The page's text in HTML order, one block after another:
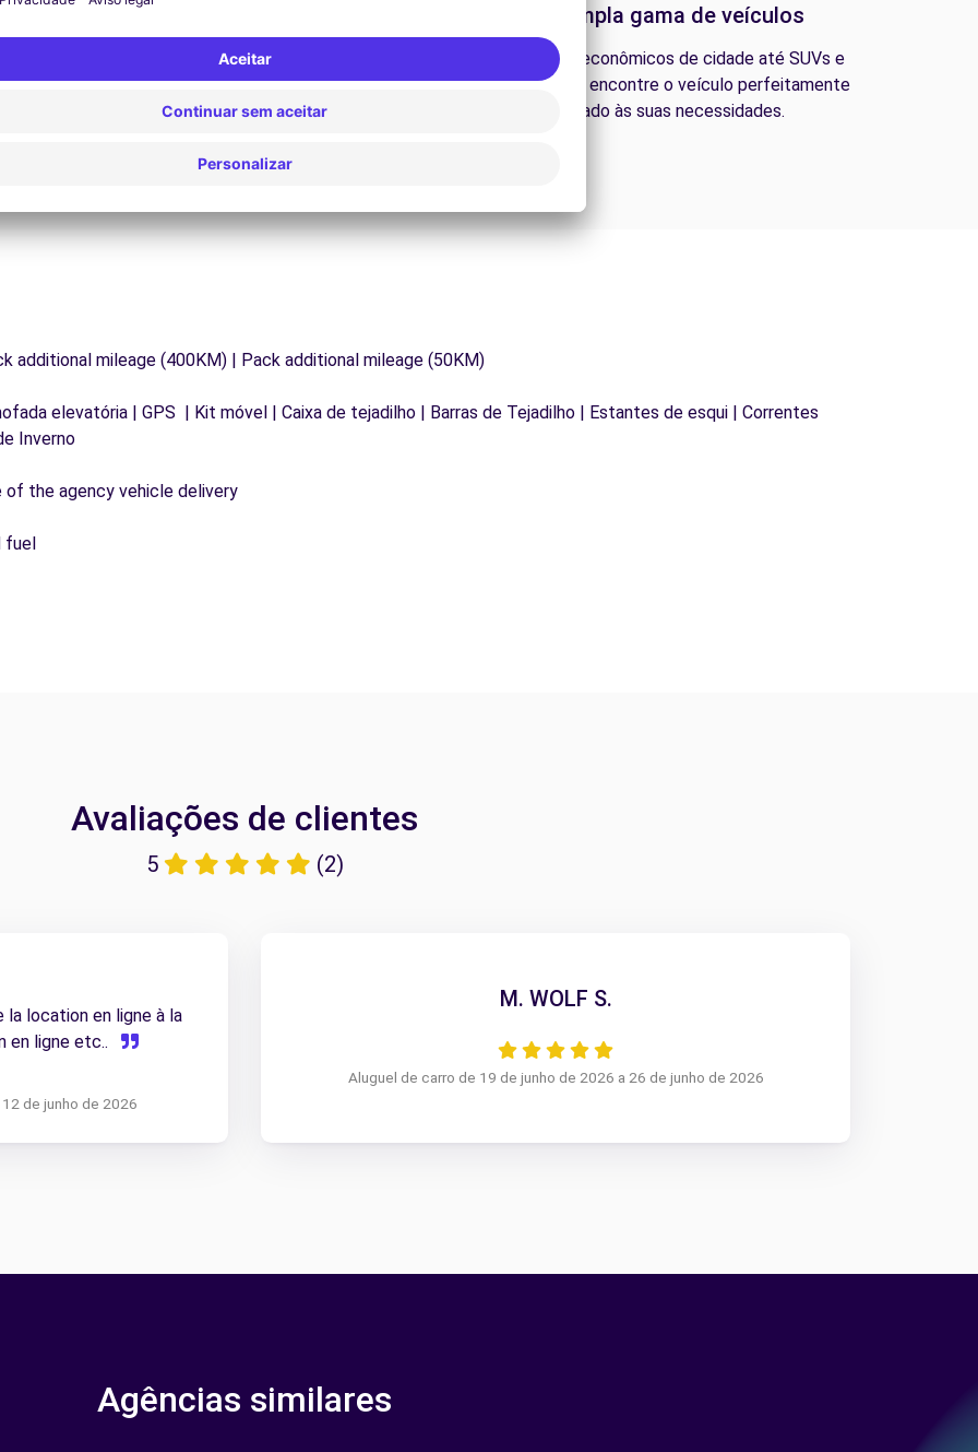
Problemas na estrada? O nosso serviço de apoio
está disponível a qualquer momento para garantir
uma viagem ininterrupta.
Uma ampla gama de veículos
Desde carros econômicos de cidade até SUVs e
vans familiares, encontre o veículo perfeitamente
adequado às suas necessidades.
additional mileage (400KM) | Pack additional mileage (50KM)
elevatória | GPS | Kit móvel | Caixa de tejadilho | Barras de Tejadilho | Estantes de esqui | Correntes
Inverno
the agency vehicle delivery
fuel
Avaliações de clientes
5 (2)
location en ligne à la
en ligne etc..
de junho de 2026
M. WOLF S.
Aluguel de carro de 19 de junho de 2026 a 26 de junho de 2026
Agências similares